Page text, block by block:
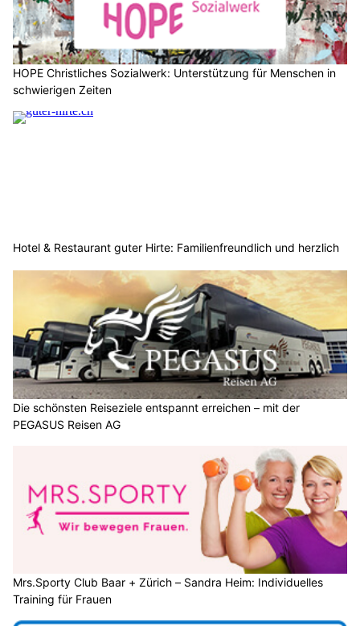
HOPE Christliches Sozialwerk: Unterstützung für Menschen in
schwierigen Zeiten
Hotel & Restaurant guter Hirte: Familienfreundlich und herzlich
Die schönsten Reiseziele entspannt erreichen – mit der
PEGASUS Reisen AG
Mrs.Sporty Club Baar + Zürich – Sandra Heim: Individuelles
Training für Frauen